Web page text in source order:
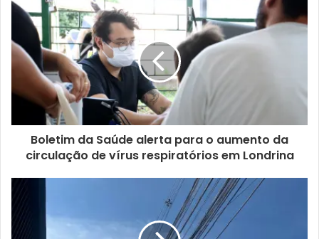
comunidade local. Após isso, as antigas escolas rurais
tiveram o madeiramento encaminhado para o Sistema de
Arquivos da UEL.
De acordo com a professora doApoio Pedagógico da
Secretaria Municipal de Educação, Rosemeire Ferreira
Berbert, o espaço não será apenas contemplativo, mas
Boletim da Saúde alerta para o aumento da
circulação de vírus respiratórios em Londrina